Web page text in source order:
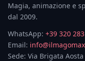
Magia, animazione e
dal 2009.
WhatsApp: +39 320
Email:
Sede: Via Brigata